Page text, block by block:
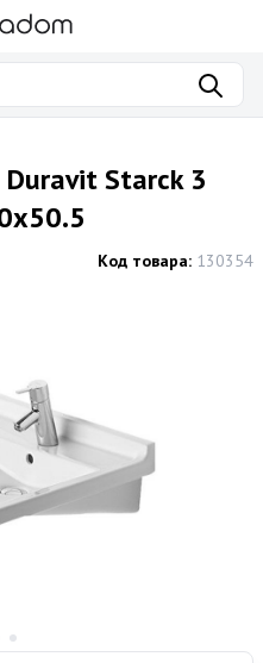
Duravit Starck 3
Код товара: 130354